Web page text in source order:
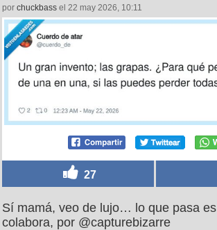
por chuckbass el 22 may 2026, 10:11
27
Sí mamá, veo de lujo… lo que pasa
colabora, por @capturebizarre